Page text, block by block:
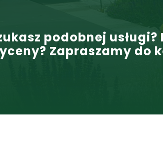
podobnej usługi?
Zapraszamy do